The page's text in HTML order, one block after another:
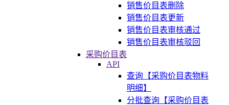
销售价目表删除
销售价目表更新
销售价目表审核通过
销售价目表审核驳回
采购价目表
API
查询【采购价目表物料
明细】
分批查询【采购价目表